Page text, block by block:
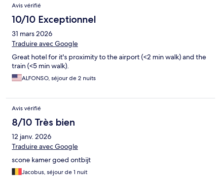
Avis vérifié
10/10 Exceptionnel
31 mars 2026
Traduire avec Google
Great hotel for it's proximity to the airport (<2 min walk) and the
train (<5 min walk).
ALFONSO, séjour de 2 nuits
Avis vérifié
8/10 Très bien
12 janv. 2026
Traduire avec Google
scone kamer goed ontbijt
Jacobus, séjour de 1 nuit